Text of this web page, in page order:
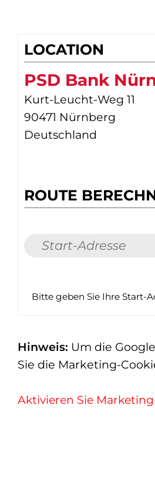
LOCATION
PSD Bank
Kurt-Leucht-Weg 11
90471 Nürnberg
Deutschland
ROUTE
Bitte geben Sie Ihre Start-
Hinweis: Um die
Sie die Marketing-
Aktivieren Sie